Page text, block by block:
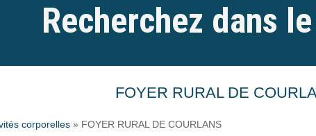
Recherchez dans
FOYER RURAL DE
corporelles » FOYER RURAL DE COURLANS